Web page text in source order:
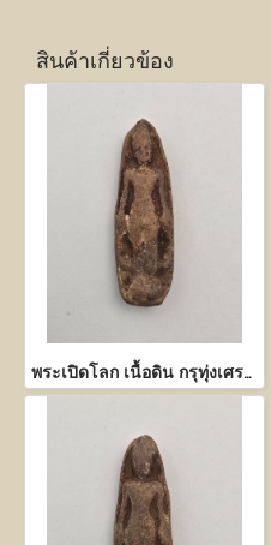
สินค้าเกี่ยวข้อง
พระเปิดโลก เนื้อดิน กรุทุ่งเศรษฐี กำแพงเพชร